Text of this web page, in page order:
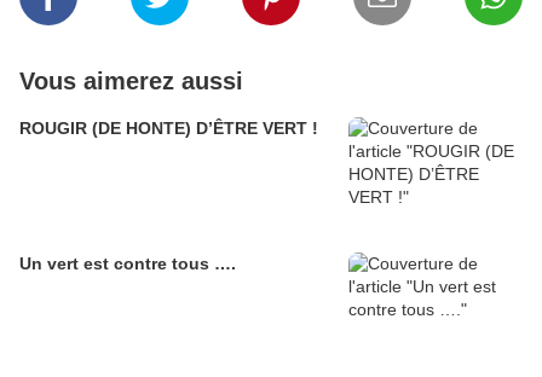
Vous aimerez aussi
ROUGIR (DE HONTE) D’ÊTRE VERT !
Un vert est contre tous ….